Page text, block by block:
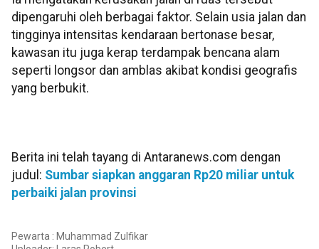
dipengaruhi oleh berbagai faktor. Selain usia jalan dan
tingginya intensitas kendaraan bertonase besar,
kawasan itu juga kerap terdampak bencana alam
seperti longsor dan amblas akibat kondisi geografis
yang berbukit.
Berita ini telah tayang di Antaranews.com dengan
judul: Sumbar siapkan anggaran Rp20 miliar untuk
perbaiki jalan provinsi
Pewarta : Muhammad Zulfikar